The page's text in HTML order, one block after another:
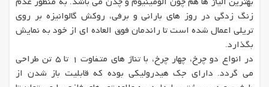
زنگ زدگی در روز های بارانی و برفی، روکش گالوانیزه بر روی
تریلی اعمال شده است تا راندمان فوق العاده ای از خود به نمایش
بگذارد.
در انواع دو چرخ، چهار چرخ، با تناژ های متفاوت 1 تا 5 تن طراحی
می گردد. دارای جک هیدرولیکی بوده که قابلیت باز شدن از